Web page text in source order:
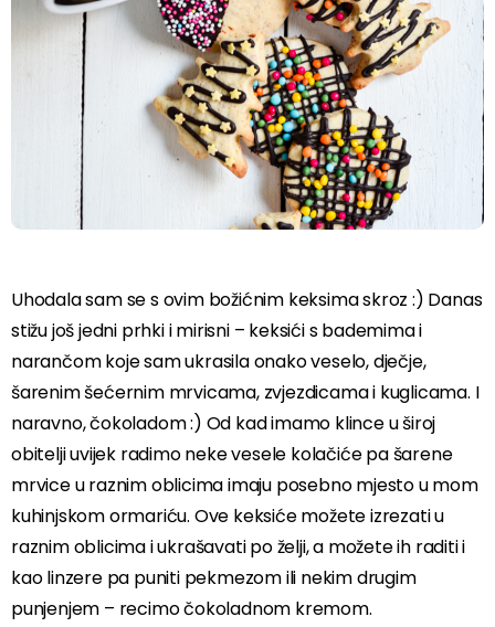
Uhodala sam se s ovim božićnim keksima skroz :) Danas
stižu još jedni prhki i mirisni – keksići s bademima i
narančom koje sam ukrasila onako veselo, dječje,
šarenim šećernim mrvicama, zvjezdicama i kuglicama. I
naravno, čokoladom :) Od kad imamo klince u široj
obitelji uvijek radimo neke vesele kolačiće pa šarene
mrvice u raznim oblicima imaju posebno mjesto u mom
kuhinjskom ormariću. Ove keksiće možete izrezati u
raznim oblicima i ukrašavati po želji, a možete ih raditi i
kao linzere pa puniti pekmezom ili nekim drugim
punjenjem – recimo čokoladnom kremom.